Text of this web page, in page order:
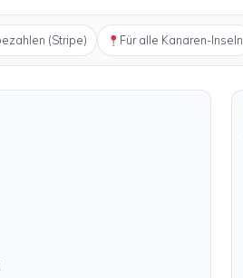
(Stripe) Für alle Kanaren-Inseln